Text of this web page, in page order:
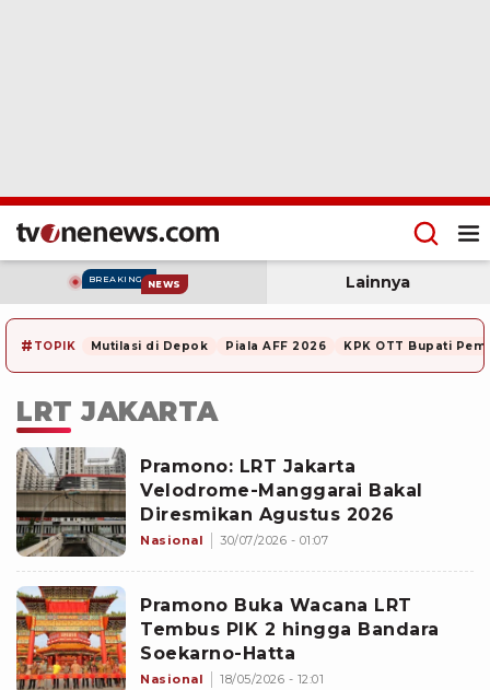
BREAKING NEWS Lainnya
# TOPIK Mutilasi di Depok Piala AFF 2026 KPK OTT Bupati
LRT JAKARTA
Pramono: LRT Jakarta
Velodrome-Manggarai Bakal
Diresmikan Agustus 2026
Nasional 30/07/2026 - 01:07
Pramono Buka Wacana LRT
Tembus PIK 2 hingga Bandara
Soekarno-Hatta
Nasional 18/05/2026 - 12:01